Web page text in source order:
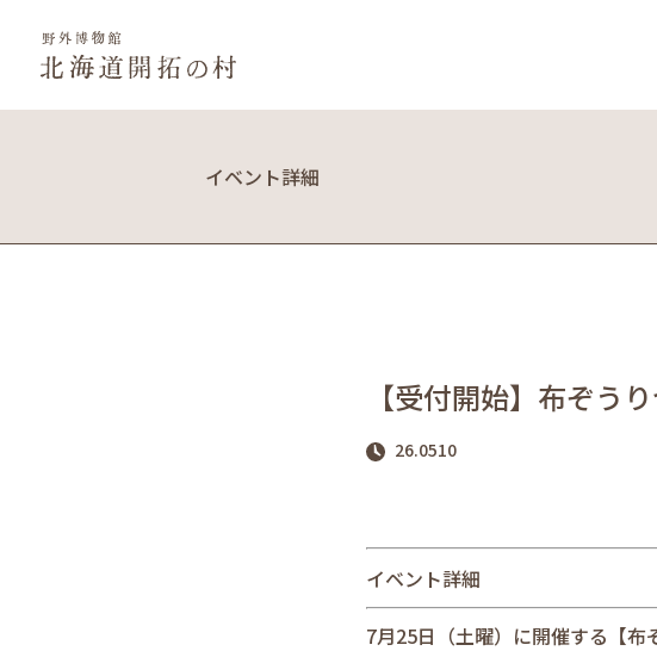
イベント詳細
【受付開始】布ぞう
26.0510
イベント詳細
7月25日（土曜）に開催する【布